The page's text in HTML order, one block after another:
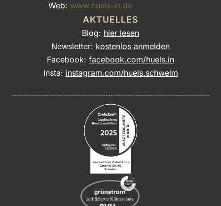
Web: www.huels-in.de
AKTUELLES
Blog: hier lesen
Newsletter: kostenlos anmelden
Facebook: facebook.com/huels.in
Insta: instagram.com/huels.schwelm